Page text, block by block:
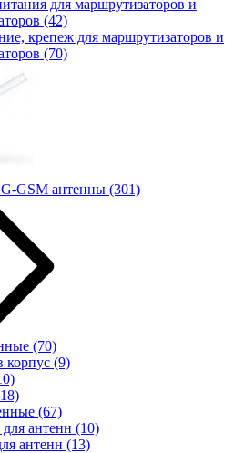
для маршрутизаторов и
(42)
крепеж для маршрутизаторов и
(70)
GSM антенны (301)
(70)
корпус (9)
(67)
антенн (10)
антенн (13)